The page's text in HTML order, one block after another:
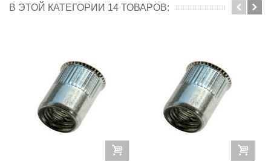
В ЭТОЙ КАТЕГОРИИ 14 ТОВАРОВ: